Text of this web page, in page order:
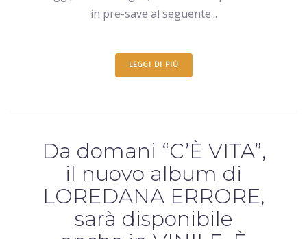
in pre-save al seguente...
LEGGI DI PIÙ
Da domani “C’È VITA”,
il nuovo album di
LOREDANA ERRORE,
sarà disponibile